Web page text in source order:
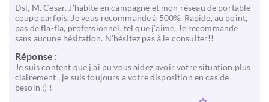
Dsl, M. Cesar. J’habite en campagne et mon réseau de portable
coupe parfois. Je vous recommande à 500%. Rapide, au point,
pas de fla-fla, professionnel, tel que j’aime. Je recommande
sans aucune hésitation. N’hésitez pas à le consulter!!
Réponse :
Je suis content que j'ai pu vous aidez avoir votre situation plus
clairement , je suis toujours a votre disposition en cas de
besoin :) !